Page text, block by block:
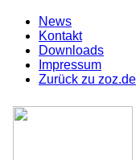
News
Kontakt
Downloads
Impressum
Zurück zu zoz.de